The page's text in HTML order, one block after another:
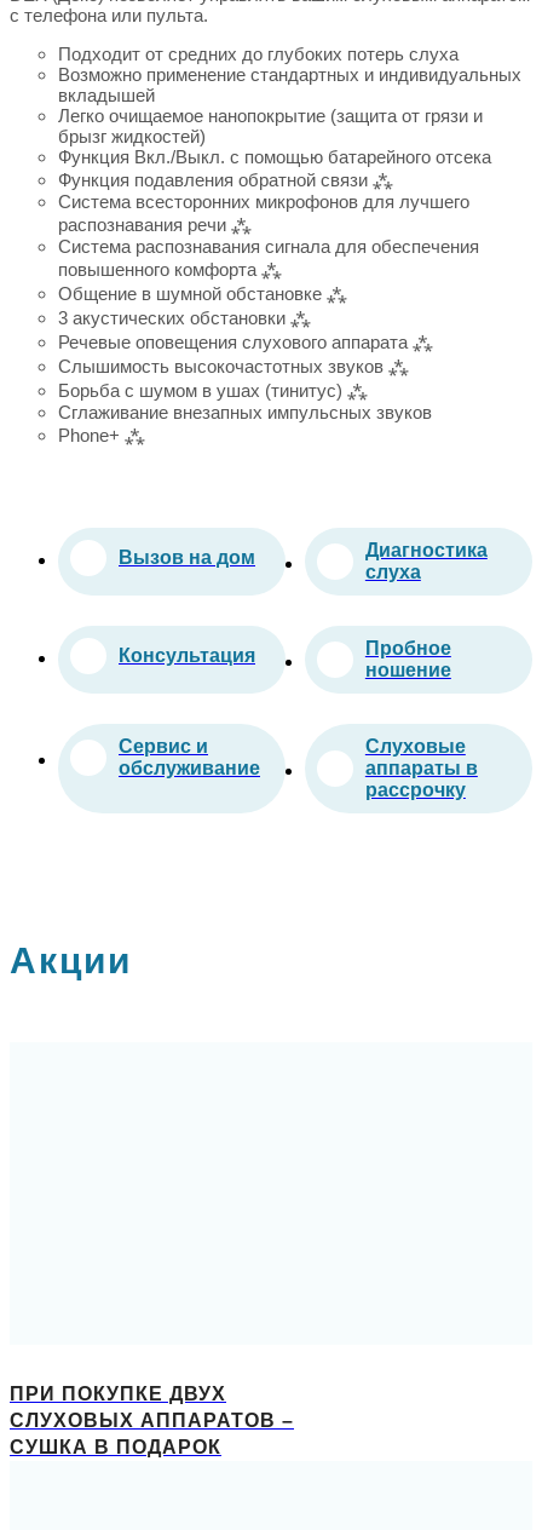
с телефона или пульта.
Подходит от средних до глубоких потерь слуха
Возможно применение стандартных и индивидуальных
вкладышей
Легко очищаемое нанопокрытие (защита от грязи и
брызг жидкостей)
Функция Вкл./Выкл. с помощью батарейного отсека
Функция подавления обратной связи ⁂
Система всесторонних микрофонов для лучшего
распознавания речи ⁂
Система распознавания сигнала для обеспечения
повышенного комфорта ⁂
Общение в шумной обстановке ⁂
3 акустических обстановки ⁂
Речевые оповещения слухового аппарата ⁂
Слышимость высокочастотных звуков ⁂
Борьба с шумом в ушах (тинитус) ⁂
Сглаживание внезапных импульсных звуков
Phone+ ⁂
Вызов на дом
Диагностика
слуха
Консультация
Пробное
ношение
Сервис и
обслуживание
Слуховые
аппараты в
рассрочку
Акции
ПРИ ПОКУПКЕ ДВУХ
СЛУХОВЫХ АППАРАТОВ –
СУШКА В ПОДАРОК